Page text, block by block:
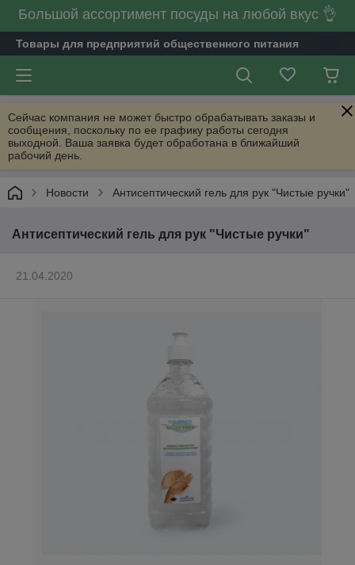
Большой ассортимент посуды на любой вкус 👌
Товары для предприятий общественного питания
Сейчас компания не может быстро обрабатывать заказы и
сообщения, поскольку по ее графику работы сегодня
выходной. Ваша заявка будет обработана в ближайший
рабочий день.
Новости Антисептический гель для рук "Чистые ручки"
Антисептический гель для рук "Чистые ручки"
21.04.2020